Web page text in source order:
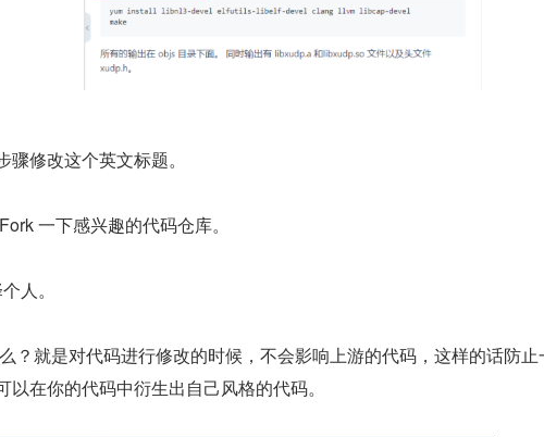
修改这个英文标题。
一下感兴趣的代码仓库。
人。
？就是对代码进行修改的时候，不会影响上游的代码，这样的话防止
以在你的代码中衍生出自己风格的代码。